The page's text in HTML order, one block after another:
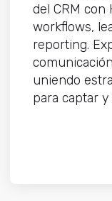
del CRM con
workflows,
reporting.
uniendo
para captar